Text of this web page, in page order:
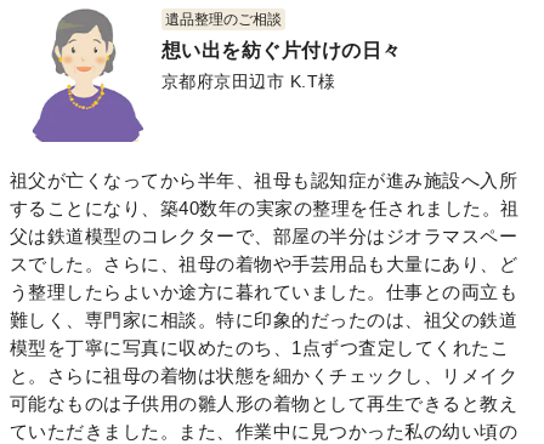
遺品整理のご相談
想い出を紡ぐ片付けの日々
京都府京田辺市 K.T様
祖父が亡くなってから半年、祖母も認知症が進み施設へ入所
することになり、築40数年の実家の整理を任されました。祖
父は鉄道模型のコレクターで、部屋の半分はジオラマスペー
スでした。さらに、祖母の着物や手芸用品も大量にあり、ど
う整理したらよいか途方に暮れていました。仕事との両立も
難しく、専門家に相談。特に印象的だったのは、祖父の鉄道
模型を丁寧に写真に収めたのち、1点ずつ査定してくれたこ
と。さらに祖母の着物は状態を細かくチェックし、リメイク
可能なものは子供用の雛人形の着物として再生できると教え
ていただきました。また、作業中に見つかった私の幼い頃の